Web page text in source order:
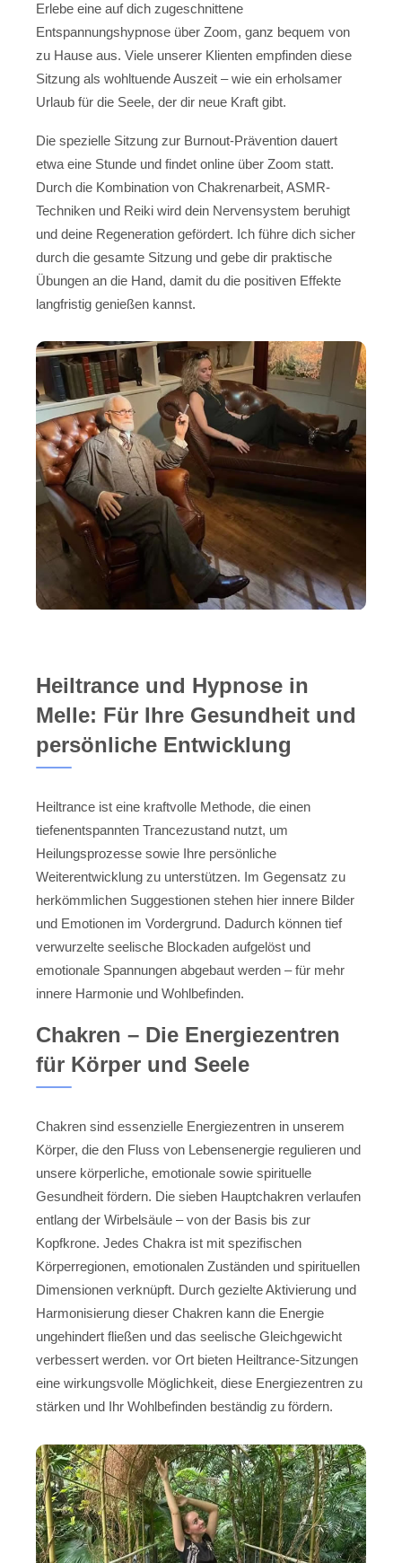
Erlebe eine auf dich zugeschnittene
Entspannungshypnose über Zoom, ganz bequem von
zu Hause aus. Viele unserer Klienten empfinden diese
Sitzung als wohltuende Auszeit – wie ein erholsamer
Urlaub für die Seele, der dir neue Kraft gibt.
Die spezielle Sitzung zur Burnout-Prävention dauert
etwa eine Stunde und findet online über Zoom statt.
Durch die Kombination von Chakrenarbeit, ASMR-
Techniken und Reiki wird dein Nervensystem beruhigt
und deine Regeneration gefördert. Ich führe dich sicher
durch die gesamte Sitzung und gebe dir praktische
Übungen an die Hand, damit du die positiven Effekte
langfristig genießen kannst.
Heiltrance und Hypnose in
Melle: Für Ihre Gesundheit und
persönliche Entwicklung
Heiltrance ist eine kraftvolle Methode, die einen
tiefenentspannten Trancezustand nutzt, um
Heilungsprozesse sowie Ihre persönliche
Weiterentwicklung zu unterstützen. Im Gegensatz zu
herkömmlichen Suggestionen stehen hier innere Bilder
und Emotionen im Vordergrund. Dadurch können tief
verwurzelte seelische Blockaden aufgelöst und
emotionale Spannungen abgebaut werden – für mehr
innere Harmonie und Wohlbefinden.
Chakren – Die Energiezentren
für Körper und Seele
Chakren sind essenzielle Energiezentren in unserem
Körper, die den Fluss von Lebensenergie regulieren und
unsere körperliche, emotionale sowie spirituelle
Gesundheit fördern. Die sieben Hauptchakren verlaufen
entlang der Wirbelsäule – von der Basis bis zur
Kopfkrone. Jedes Chakra ist mit spezifischen
Körperregionen, emotionalen Zuständen und spirituellen
Dimensionen verknüpft. Durch gezielte Aktivierung und
Harmonisierung dieser Chakren kann die Energie
ungehindert fließen und das seelische Gleichgewicht
verbessert werden. vor Ort bieten Heiltrance-Sitzungen
eine wirkungsvolle Möglichkeit, diese Energiezentren zu
stärken und Ihr Wohlbefinden beständig zu fördern.